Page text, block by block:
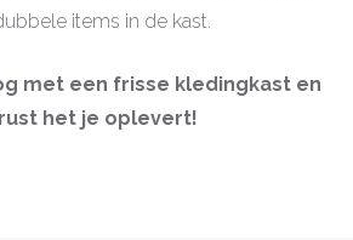
items in de kast.
met een frisse kledingkast en
het je oplevert!